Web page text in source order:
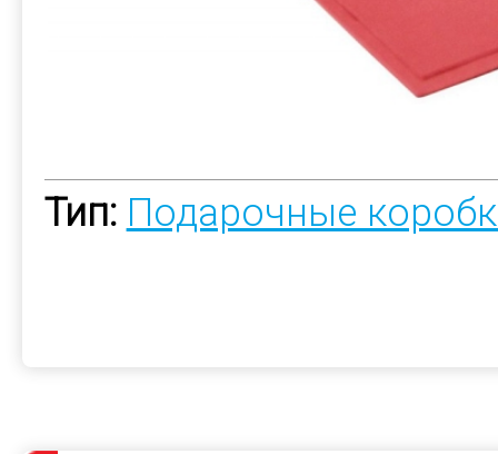
Тип: Подарочные